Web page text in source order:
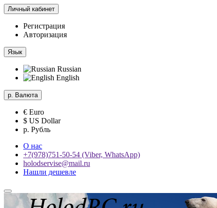
Личный кабинет
Регистрация
Авторизация
Язык
Russian
English
р. Валюта
€ Euro
$ US Dollar
р. Рубль
О нас
+7(978)751-50-54 (Viber, WhatsApp)
holodservise@mail.ru
Нашли дешевле